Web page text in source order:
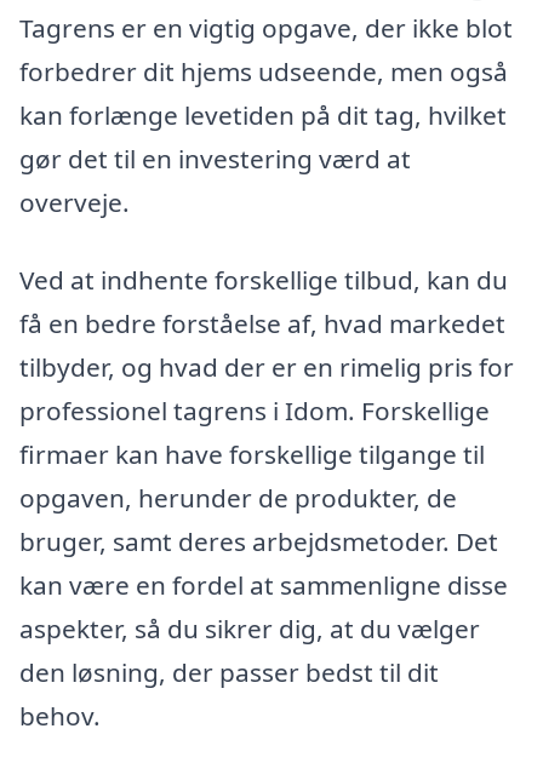
Tagrens er en vigtig opgave, der ikke blot
forbedrer dit hjems udseende, men også
kan forlænge levetiden på dit tag, hvilket
gør det til en investering værd at
overveje.
Ved at indhente forskellige tilbud, kan du
få en bedre forståelse af, hvad markedet
tilbyder, og hvad der er en rimelig pris for
professionel tagrens i Idom. Forskellige
firmaer kan have forskellige tilgange til
opgaven, herunder de produkter, de
bruger, samt deres arbejdsmetoder. Det
kan være en fordel at sammenligne disse
aspekter, så du sikrer dig, at du vælger
den løsning, der passer bedst til dit
behov.